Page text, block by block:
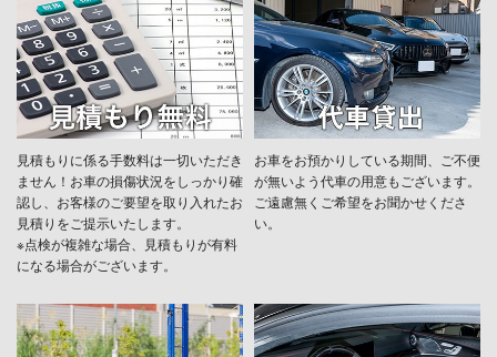
見積もりに係る手数料は一切いただき
ません！お車の損傷状況をしっかり確
認し、お客様のご要望を取り入れたお
見積りをご提示いたします。
※点検が複雑な場合、見積もりが有料
になる場合がございます。
お車をお預かりしている期間、ご不便
が無いよう代車の用意もございます。
ご遠慮無くご希望をお聞かせくださ
い。